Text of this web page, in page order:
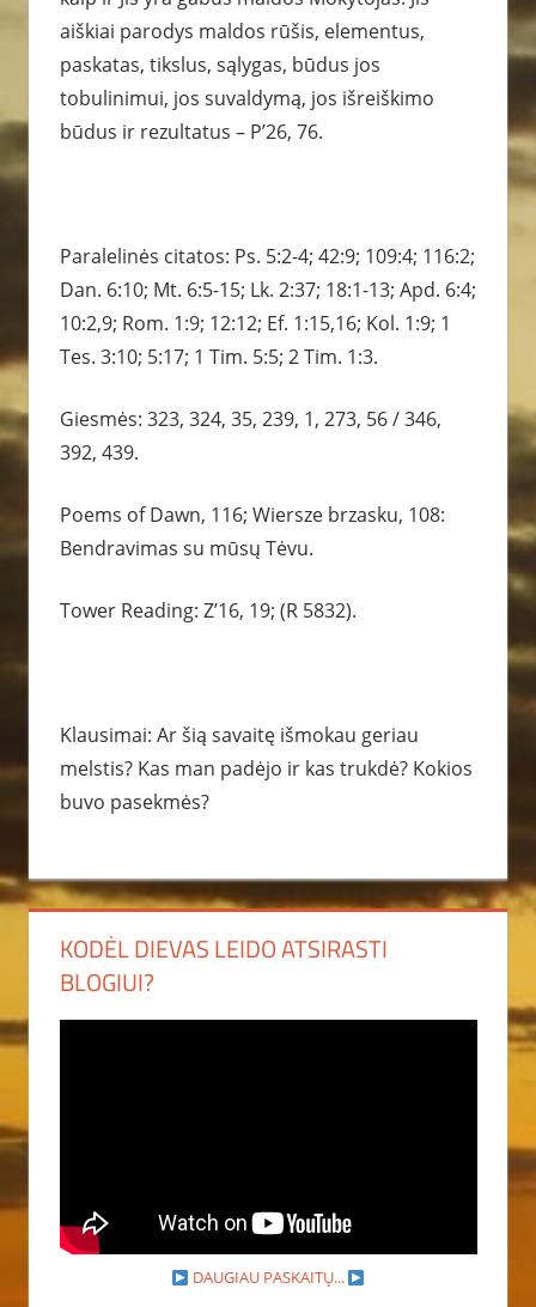
aiškiai parodys maldos rūšis, elementus,
paskatas, tikslus, sąlygas, būdus jos
tobulinimui, jos suvaldymą, jos išreiškimo
būdus ir rezultatus – P’26, 76.
Paralelinės citatos: Ps. 5:2-4; 42:9; 109:4; 116:2;
Dan. 6:10; Mt. 6:5-15; Lk. 2:37; 18:1-13; Apd. 6:4;
10:2,9; Rom. 1:9; 12:12; Ef. 1:15,16; Kol. 1:9; 1
Tes. 3:10; 5:17; 1 Tim. 5:5; 2 Tim. 1:3.
Giesmės: 323, 324, 35, 239, 1, 273, 56 / 346,
392, 439.
Poems of Dawn, 116; Wiersze brzasku, 108:
Bendravimas su mūsų Tėvu.
Tower Reading: Z’16, 19; (R 5832).
Klausimai: Ar šią savaitę išmokau geriau
melstis? Kas man padėjo ir kas trukdė? Kokios
buvo pasekmės?
KODĖL DIEVAS LEIDO ATSIRASTI
BLOGIUI?
DAUGIAU PASKAITŲ...